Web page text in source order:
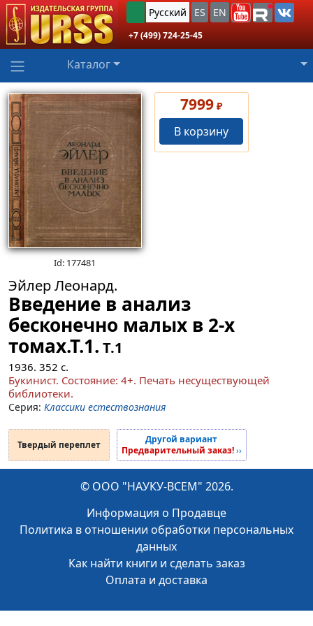
Русский ES EN
+7 (499) 724-25-45
Каталог
Id: 177481
7999 ₽
В корзину
Эйлер Леонард.
Введение в анализ
бесконечно малых в 2-х
томах.Т.1. Т.1
1936. 352 с.
Букинист. Состояние: 4+. Печать несуществующей
библиотеки.
Серия: Классики естествознания
Твердый переплет
Другой вариант
Предварительный заказ!››
© ООО "НАУКУ-ВСЕМ" 2026.
Информация о Продавце
Политика в отношении обработки персональных
данных
Как найти книги и сделать заказ
Оплата и доставка